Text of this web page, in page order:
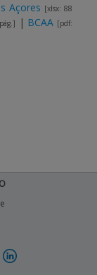
Açores [xlsx: 88
| BCAA [pdf: